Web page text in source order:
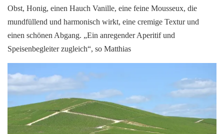
Obst, Honig, einen Hauch Vanille, eine feine Mousseux, die
mundfüllend und harmonisch wirkt, eine cremige Textur und
einen schönen Abgang. „Ein anregender Aperitif und
Speisenbegleiter zugleich“, so Matthias